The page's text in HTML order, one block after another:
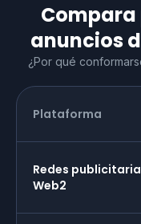
anuncios
¿Por qué
Plataforma
Redes
Web2